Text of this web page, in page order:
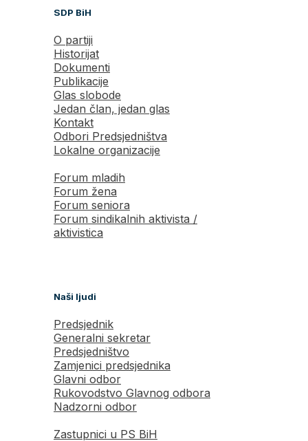
SDP BiH
O partiji
Historijat
Dokumenti
Publikacije
Glas slobode
Jedan član, jedan glas
Kontakt
Odbori Predsjedništva
Lokalne organizacije
Forum mladih
Forum žena
Forum seniora
Forum sindikalnih aktivista /
aktivistica
Naši ljudi
Predsjednik
Generalni sekretar
Predsjedništvo
Zamjenici predsjednika
Glavni odbor
Rukovodstvo Glavnog odbora
Nadzorni odbor
Zastupnici u PS BiH